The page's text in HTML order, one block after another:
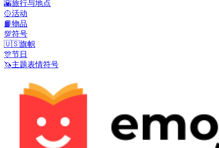
🌇旅行与地点
🥎活动
📙物品
💯符号
🇺🇸旗帜
🎊节日
🦄主题表情符号